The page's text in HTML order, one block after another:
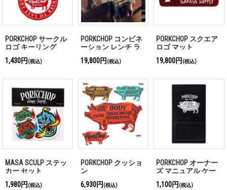
PORKCHOP サークル
ロゴ キーリング
1,430円 (税込)
PORKCHOP コンビネ
ーション レンチ ラ
19,800円 (税込)
PORKCHOP スクエア
ロゴ マット
19,800円 (税込)
MASA SCULP ステッ
カー セット
1,980円 (税込)
PORKCHOP クッショ
ン
6,930円 (税込)
PORKCHOP オーナー
ズ マニュアル ケー
ス ポーク
1,100円 (税込)